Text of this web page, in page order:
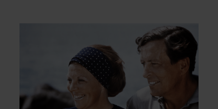
oudste zoon London spreekt hij openhartig.